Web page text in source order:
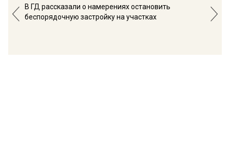
В ГД рассказали о намерениях остановить
беспорядочную застройку на участках